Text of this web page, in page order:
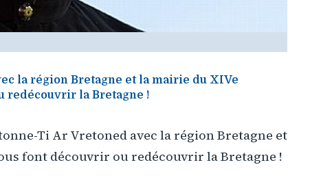
la région Bretagne et la mairie du XIVe
redécouvrir la Bretagne !
Ti Ar Vretoned avec la région Bretagne et
font découvrir ou redécouvrir la Bretagne !